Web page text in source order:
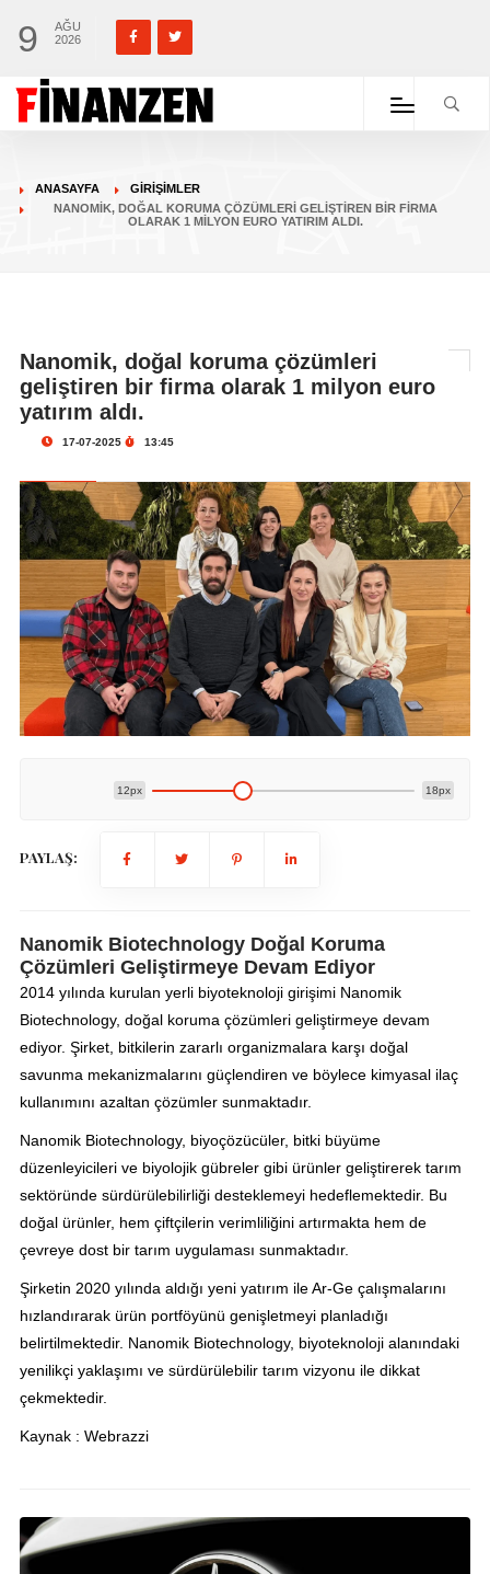
9
AĞU
2026
ANASAYFA
GIRIŞIMLER
NANOMIK, DOĞAL KORUMA ÇÖZÜMLERI GELIŞTIREN BIR FIRMA
OLARAK 1 MILYON EURO YATIRIM ALDI.
Nanomik, doğal koruma çözümleri
geliştiren bir firma olarak 1 milyon euro
yatırım aldı.
17-07-2025 13:45
12px 18px
PAYLAŞ:
Nanomik Biotechnology Doğal Koruma
Çözümleri Geliştirmeye Devam Ediyor
2014 yılında kurulan yerli biyoteknoloji girişimi Nanomik
Biotechnology, doğal koruma çözümleri geliştirmeye devam
ediyor. Şirket, bitkilerin zararlı organizmalara karşı doğal
savunma mekanizmalarını güçlendiren ve böylece kimyasal ilaç
kullanımını azaltan çözümler sunmaktadır.
Nanomik Biotechnology, biyoçözücüler, bitki büyüme
düzenleyicileri ve biyolojik gübreler gibi ürünler geliştirerek tarım
sektöründe sürdürülebilirliği desteklemeyi hedeflemektedir. Bu
doğal ürünler, hem çiftçilerin verimliliğini artırmakta hem de
çevreye dost bir tarım uygulaması sunmaktadır.
Şirketin 2020 yılında aldığı yeni yatırım ile Ar-Ge çalışmalarını
hızlandırarak ürün portföyünü genişletmeyi planladığı
belirtilmektedir. Nanomik Biotechnology, biyoteknoloji alanındaki
yenilikçi yaklaşımı ve sürdürülebilir tarım vizyonu ile dikkat
çekmektedir.
Kaynak : Webrazzi